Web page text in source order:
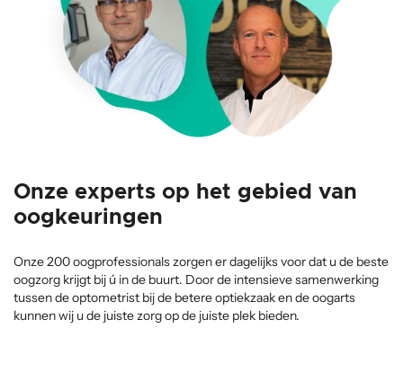
Onze experts op het gebied van
oogkeuringen
Onze 200 oogprofessionals zorgen er dagelijks voor dat u de beste
oogzorg krijgt bij ú in de buurt. Door de intensieve samenwerking
tussen de optometrist bij de betere optiekzaak en de oogarts
kunnen wij u de juiste zorg op de juiste plek bieden.